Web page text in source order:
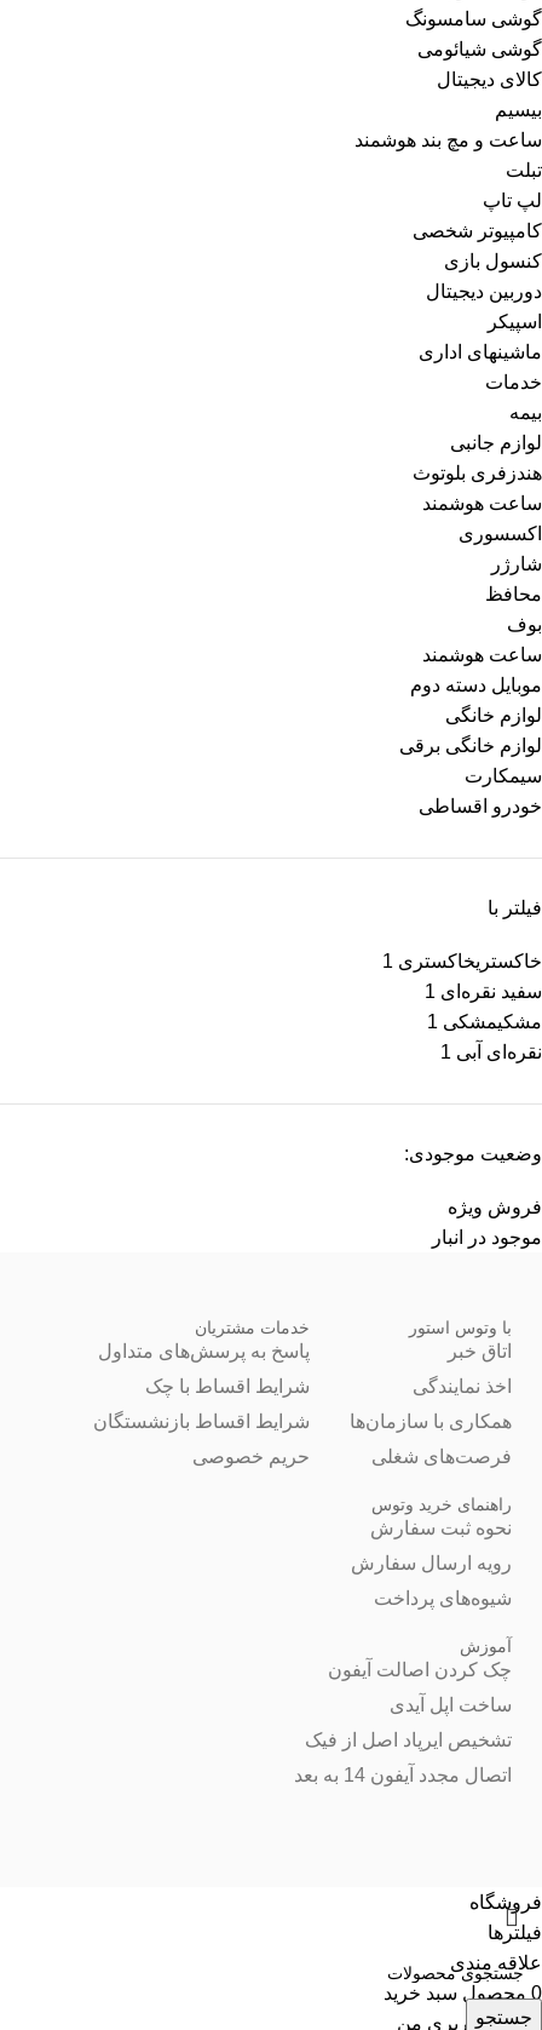
گوشی سامسونگ
گوشی شیائومی
کالای دیجیتال
بیسیم
ساعت و مچ بند هوشمند
تبلت
لپ تاپ
کامپیوتر شخصی
کنسول بازی
دوربین دیجیتال
اسپیکر
ماشینهای اداری
خدمات
بیمه
لوازم جانبی
هندزفری بلوتوث
ساعت هوشمند
اکسسوری
شارژر
محافظ
بوف
ساعت هوشمند
موبایل دسته دوم
لوازم خانگی
لوازم خانگی برقی
سیمکارت
خودرو اقساطی
فیلتر با
خاکستریخاکستری 1
سفید نقره‌ای 1
مشکیمشکی 1
نقره‌ای آبی 1
وضعیت موجودی:
فروش ویژه
موجود در انبار
با وتوس استور
اتاق خبر
اخذ نمایندگی
همکاری با سازمان‌ها
فرصت‌های شغلی
خدمات مشتریان
پاسخ به پرسش‌های متداول
شرایط اقساط با چک
شرایط اقساط بازنشستگان
حریم خصوصی
راهنمای خرید وتوس
نحوه ثبت سفارش
رویه ارسال سفارش
شیوه‌های پرداخت
آموزش
چک کردن اصالت آیفون
ساخت اپل آیدی
تشخیص ایرپاد اصل از فیک
اتصال مجدد آیفون 14 به بعد
جستجو
فروشگاه
فیلترها
علاقه مندی
0 محصول سبد خرید
حساب کاربری من